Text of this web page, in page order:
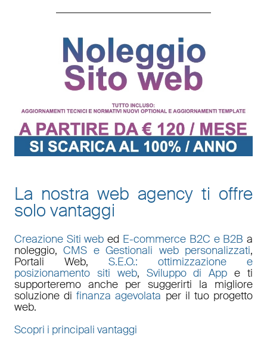
La nostra web agency ti offre
solo vantaggi
Creazione Siti web ed E-commerce B2C e B2B a
noleggio,CMS e Gestionali web personalizzati,
Portali Web,S.E.O.: ottimizzazione e
posizionamento siti web, Sviluppo di App e ti
supporteremo anche per suggerirti la migliore
soluzione difinanza agevolata per il tuo progetto
web.
Scopri i principali vantaggi